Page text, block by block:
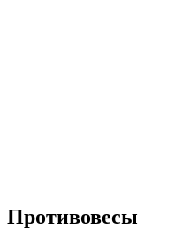
Противовесы